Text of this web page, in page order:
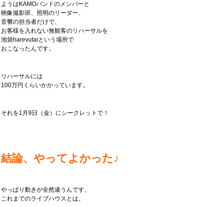
ようはKAMOバンドのメンバーと
映像撮影班、照明のリーダー、
音響の担当者だけで、
お客様を入れない無観客のリハーサルを
池袋harevutaiという場所で
おこなったんです。
リハーサルには
100万円くらいかかっています。
それを1月9日（金）にシークレットで！
結論、やってよかった♪
やっぱり動きが全然違うんです、
これまでのライブハウスとは。